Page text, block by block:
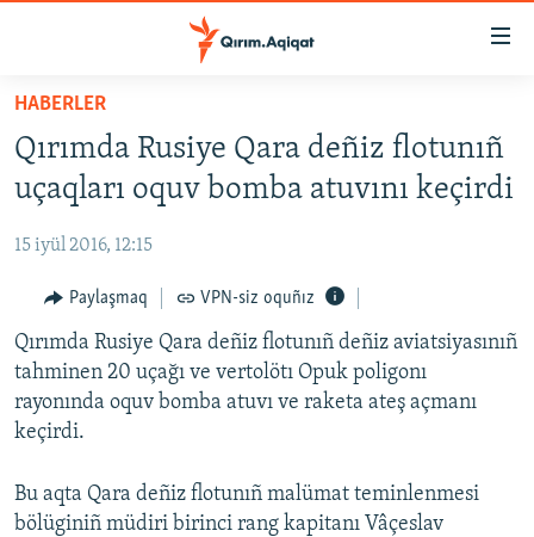
Esas
qaytmaq
Baş
navigatsiyağa
qaytmaq
qaytmaq
HABERLER
SİYASET
İQTİSADİYAT
CEMİYET
MEDENİYET
İNSAN AQLARI
VİDEO
SÜRET
FİKİR
HABERLER
Qırımda Rusiye Qara deñiz flotunıñ
uçaqları oquv bomba atuvını keçirdi
15 iyül 2016, 12:15
Paylaşmaq VPN-siz oquñız
Qırımda Rusiye Qara deñiz flotunıñ deñiz aviatsiyasınıñ
tahminen 20 uçağı ve vertolötı Opuk poligonı
rayonında oquv bomba atuvı ve raketa ateş açmanı
keçirdi.
Bu aqta Qara deñiz flotunıñ malümat teminlenmesi
bölüginiñ müdiri birinci rang kapitanı Vâçeslav